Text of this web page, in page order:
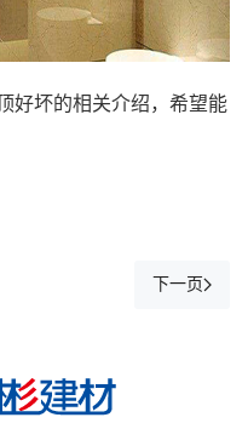
好坏的相关介绍，希望能
下一页